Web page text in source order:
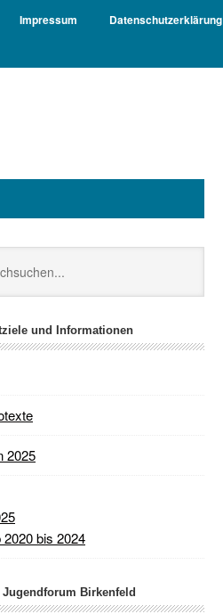
Impressum Datenschutzerklärung
und Informationen
2025
2020 bis 2024
Jugendforum Birkenfeld